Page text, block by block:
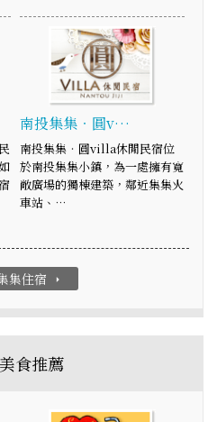
南投集集‧圓v…
南投集集‧圓villa休閒民宿位
於南投集集小鎮，為一處擁有寬
敞廣場的獨棟建築，鄰近集集火
車站、…
集住宿 arrow_right
食推薦